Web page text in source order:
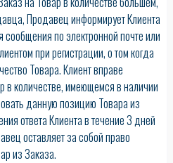
Продавец информирует Клиента
по электронной почте или
при регистрации, о том когда
Товара. Клиент вправе
в количестве, имеющемся в наличии
данную позицию Товара из
ответа Клиента в течение 3 дней
оставляет за собой право
из Заказа.